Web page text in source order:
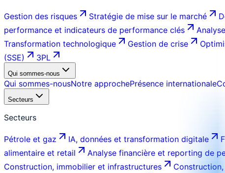
Gestion des risques Stratégie de mise sur le marché
performance et indicateurs de performance clés
Transformation technologique
Gestion de crise
(SSE)
3PL
Qui sommes-nous
Qui sommes-nousNotre approchePrésence internationale
Secteurs
Secteurs
Pétrole et gaz IA, données et transformation digitale
alimentaire et retail
Analyse financière et reporting de
Construction, immobilier et infrastructures